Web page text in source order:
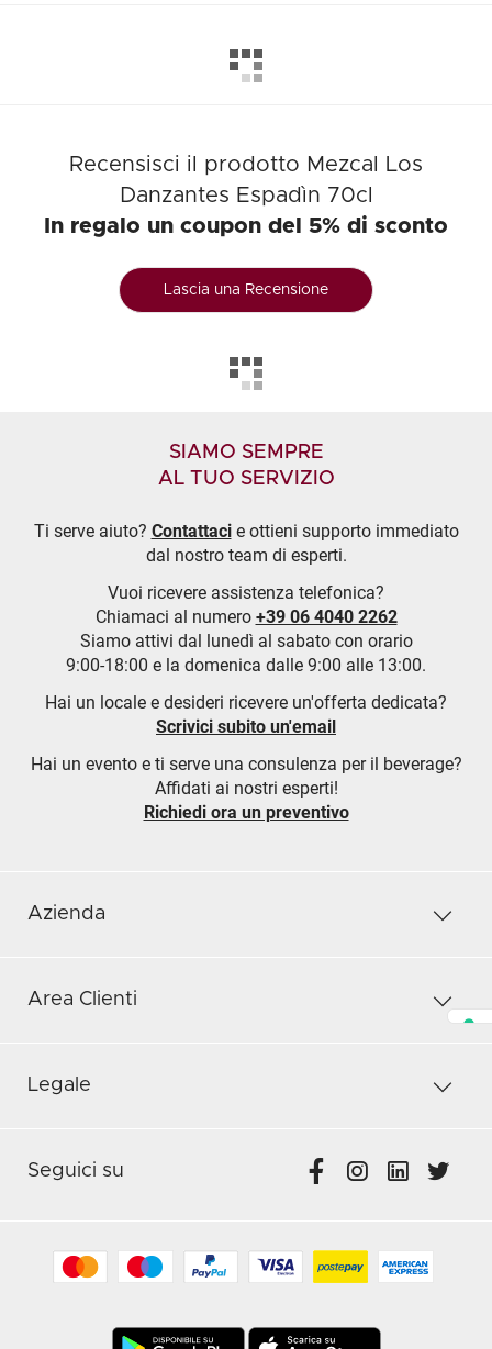
Recensisci il prodotto Mezcal Los
Danzantes Espadìn 70cl
In regalo un coupon del 5% di sconto
Lascia una Recensione
SIAMO SEMPRE
AL TUO SERVIZIO
Ti serve aiuto? Contattacie ottieni supporto immediato
dal nostro team di esperti.
Vuoi ricevere assistenza telefonica?
Chiamaci al numero +39 06 4040 2262
Siamo attivi dal lunedì al sabato con orario
9:00-18:00 e la domenica dalle 9:00 alle 13:00.
Hai un locale e desideri ricevere un'offerta dedicata?
Scrivici subito un'email
Hai un evento e ti serve una consulenza per il beverage?
Affidati ai nostri esperti!
Richiedi ora un preventivo
Azienda
Area Clienti
Legale
Seguici su